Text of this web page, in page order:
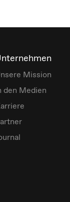
Mission
den Medien